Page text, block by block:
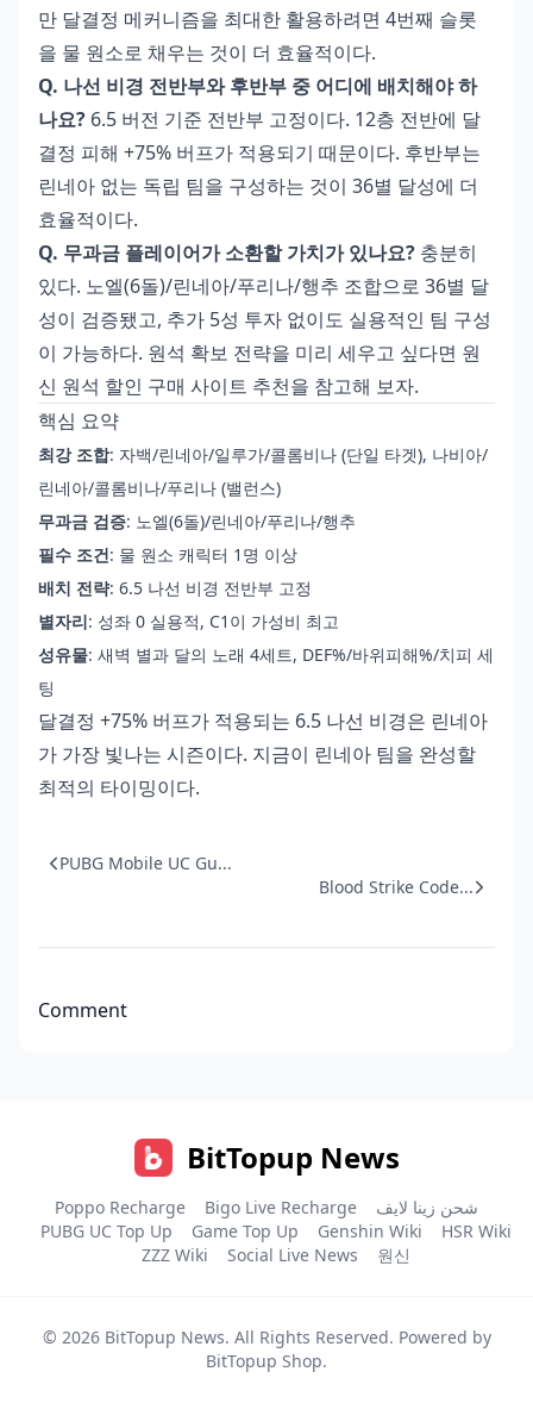
만 달결정 메커니즘을 최대한 활용하려면 4번째 슬롯
을 물 원소로 채우는 것이 더 효율적이다.
Q. 나선 비경 전반부와 후반부 중 어디에 배치해야 하
나요? 6.5 버전 기준 전반부 고정이다. 12층 전반에 달
결정 피해 +75% 버프가 적용되기 때문이다. 후반부는
린네아 없는 독립 팀을 구성하는 것이 36별 달성에 더
효율적이다.
Q. 무과금 플레이어가 소환할 가치가 있나요? 충분히
있다. 노엘(6돌)/린네아/푸리나/행추 조합으로 36별 달
성이 검증됐고, 추가 5성 투자 없이도 실용적인 팀 구성
이 가능하다. 원석 확보 전략을 미리 세우고 싶다면 원
신 원석 할인 구매 사이트 추천을 참고해 보자.
핵심 요약
최강 조합: 자백/린네아/일루가/콜롬비나 (단일 타겟), 나비아/
린네아/콜롬비나/푸리나 (밸런스)
무과금 검증: 노엘(6돌)/린네아/푸리나/행추
필수 조건: 물 원소 캐릭터 1명 이상
배치 전략: 6.5 나선 비경 전반부 고정
별자리: 성좌 0 실용적, C1이 가성비 최고
성유물: 새벽 별과 달의 노래 4세트, DEF%/바위피해%/치피 세
팅
달결정 +75% 버프가 적용되는 6.5 나선 비경은 린네아
가 가장 빛나는 시즌이다. 지금이 린네아 팀을 완성할
최적의 타이밍이다.
PUBG Mobile UC Gu...
Blood Strike Code...
Comment
BitTopup News
Poppo Recharge Bigo Live Recharge
شحن زينا لايف
PUBG UC Top Up
Game Top Up Genshin Wiki
HSR Wiki
ZZZ Wiki
Social Live News 원신
© 2026 BitTopup News. All Rights Reserved. Powered by
BitTopup Shop.